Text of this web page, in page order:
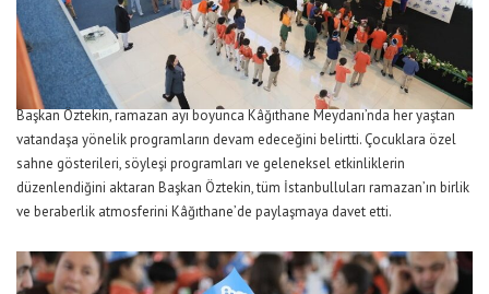
Başkan Öztekin, ramazan ayı boyunca Kâğıthane Meydanı’nda her yaştan
vatandaşa yönelik programların devam edeceğini belirtti. Çocuklara özel
sahne gösterileri, söyleşi programları ve geleneksel etkinliklerin
düzenlendiğini aktaran Başkan Öztekin, tüm İstanbulluları ramazan’ın birlik
ve beraberlik atmosferini Kâğıthane’de paylaşmaya davet etti.